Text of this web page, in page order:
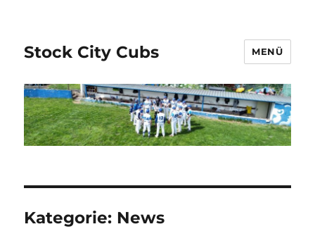
Stock City Cubs MENÜ
Kategorie: News